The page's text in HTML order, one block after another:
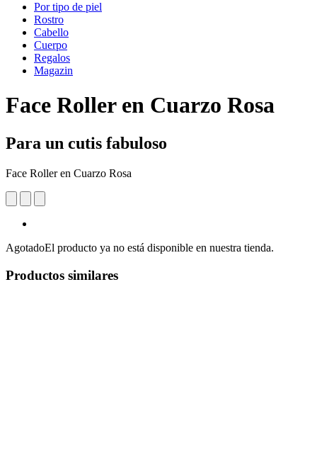
Por tipo de piel
Rostro
Cabello
Cuerpo
Regalos
Magazin
Face Roller en Cuarzo Rosa
Para un cutis fabuloso
Face Roller en Cuarzo Rosa
AgotadoEl producto ya no está disponible en nuestra tienda.
Productos similares